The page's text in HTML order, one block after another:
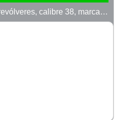
LOTE 23 - 18 (dezoito) revólveres, calibre 38, marcas Taurus e Rossi